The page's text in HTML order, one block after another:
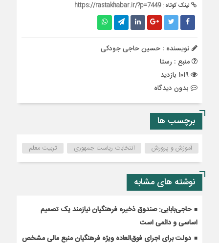
لینک کوتاه :https://rastakhabar.ir/?p=7449
نویسنده : حسین حاجی جودکی
منبع : رستا
بدون دیدگاه
برچسب ها
آموزش و پرورش انتخابات‌ ریاست جمهوری تربیت معلم
نوشته های مشابه
حاجی‌بابایی: صندوق ذخیره فرهنگیان نیازمند یک تصمیم
اساسی و دائمی است
دولت برای اجرای فوق‌العاده ویژه فرهنگیان منبع مالی مشخص